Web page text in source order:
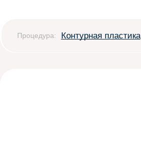
Процедура: Контурная пластика